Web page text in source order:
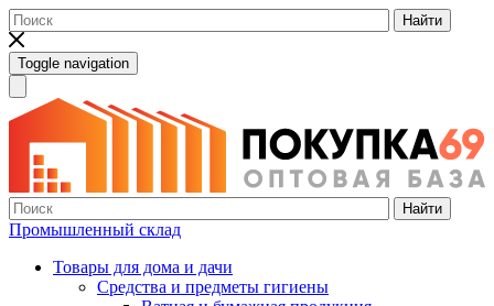
Найти
Toggle navigation
Найти
Промышленный склад
Товары для дома и дачи
Средства и предметы гигиены